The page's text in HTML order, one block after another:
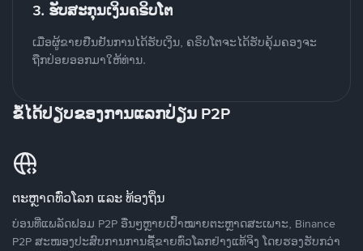
3. ຮັບສະກຸນເງິນຄຣິບໂຕ
ເມື່ອຜູ້ຂາຍຢືນຢັນການໄດ້ຮັບເງິນ, ຄຣິບໂຕຈະໄດ້ຮັບຄຸ້ມຄອງຈະ
ຖືກປ່ອຍອອກມາໃຫ້ທ່ານ.
ຂໍ້ໄດ້ປຽບຂອງການແລກປ່ຽນ P2P
ຕະຫຼາດທົ່ວໂລກ ແລະ ທ້ອງຖິ່ນ
ບ່ອນທີ່ແພລັດຟອມ P2P ອື່ນໆຫຼາຍເປົ້າໝາຍຕະຫຼາດສະເພາະ, Binance
P2P ສະໜອງປະສົບການການຊື້ຂາຍທົ່ວໂລກຢ່າງແທ້ຈິງ ໂດຍຮອງຮັບກວ່າ